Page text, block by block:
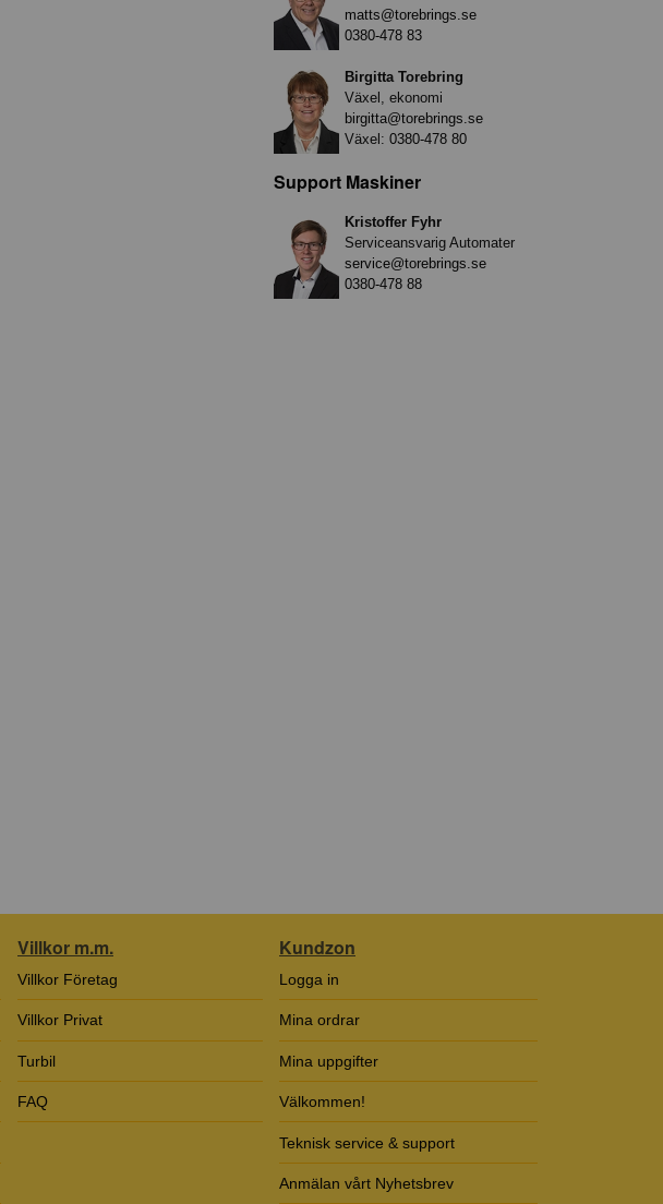
matts@torebrings.se
0380-478 83
Birgitta Torebring
Växel, ekonomi
birgitta@torebrings.se
Växel: 0380-478 80
Support Maskiner
Kristoffer Fyhr
Serviceansvarig Automater
service@torebrings.se
0380-478 88
Villkor m.m.
Villkor Företag
Villkor Privat
Turbil
FAQ
Kundzon
Logga in
Mina ordrar
Mina uppgifter
Välkommen!
Teknisk service & support
Anmälan vårt Nyhetsbrev